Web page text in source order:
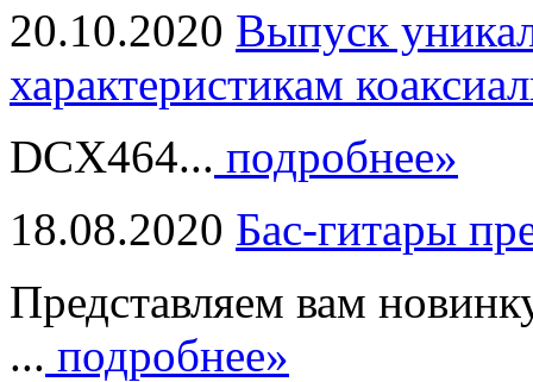
20.10.2020 Выпуск
характеристикам
DCX464... подробнее»
18.08.2020 Бас-гитары
Представляем вам
... подробнее»